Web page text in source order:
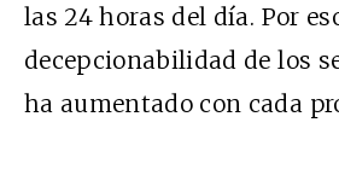
las 24 horas del día. Por
decepcionabilidad de los
ha aumentado con cada